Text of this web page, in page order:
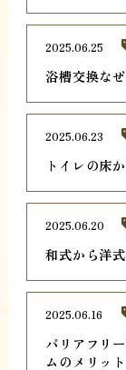
浴槽交換な
2025.06.25
トイレの床
2025.06.23
和式から洋
2025.06.20
バリアフリ
ムのメリット
2025.06.16